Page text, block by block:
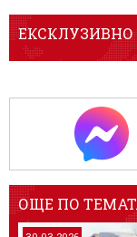
ЕКСКЛУЗИВНО
ОЩЕ ПО